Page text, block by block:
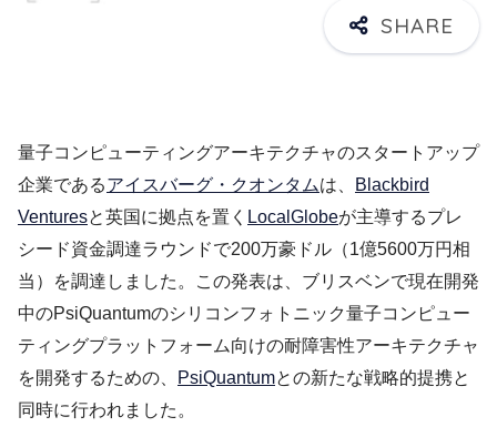
量子コンピューティングアーキテクチャのスタートアップ
企業であるアイスバーグ・クオンタムは、
Blackbird
Venturesと英国に拠点を置く LocalGlobeが主導するプレ
シード資金調達ラウンドで200万豪ドル（1億5600万円相
当）を調達しました。この発表は、ブリスベンで現在開発
中のPsiQuantumのシリコンフォトニック量子コンピュー
ティングプラットフォーム向けの耐障害性アーキテクチャ
を開発するための、
PsiQuantumとの新たな戦略的提携と
同時に行われました。